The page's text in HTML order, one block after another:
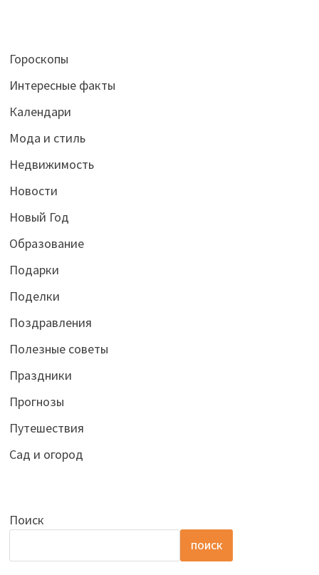
Гороскопы
Интересные факты
Календари
Мода и стиль
Недвижимость
Новости
Новый Год
Образование
Подарки
Поделки
Поздравления
Полезные советы
Праздники
Прогнозы
Путешествия
Сад и огород
Поиск
ПОИСК